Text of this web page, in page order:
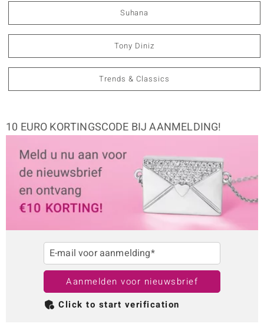
Suhana
Tony Diniz
Trends & Classics
10 EURO KORTINGSCODE BIJ AANMELDING!
E-mail voor aanmelding*
Aanmelden voor nieuwsbrief
Click to start verification